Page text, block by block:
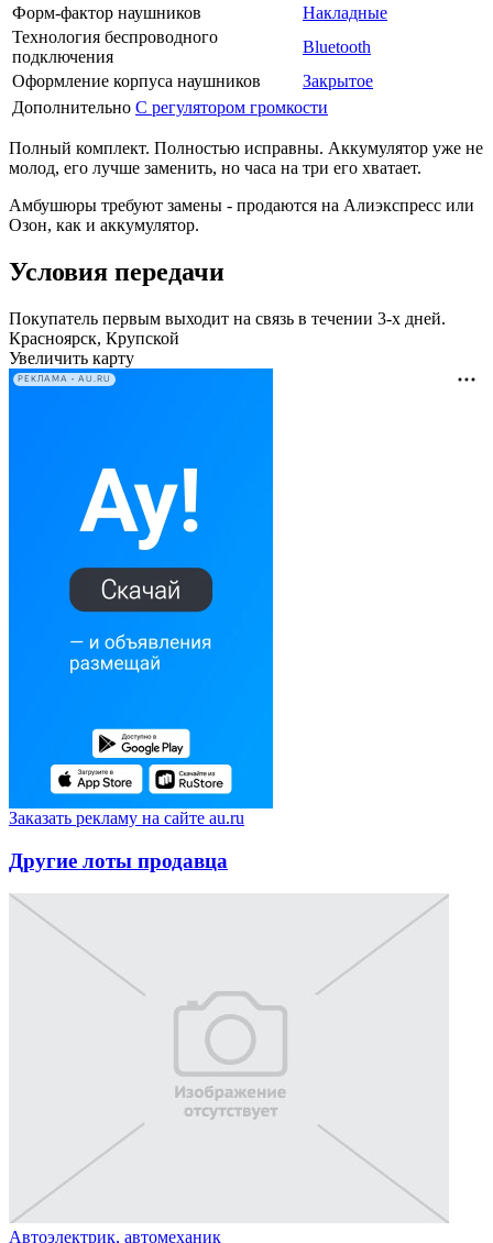
Форм-фактор наушников
Накладные
Технология беспроводного
подключения
Bluetooth
Оформление корпуса наушников
Закрытое
Дополнительно С регулятором громкости
Полный комплект. Полностью исправны. Аккумулятор уже не
молод, его лучше заменить, но часа на три его хватает.
Амбушюры требуют замены - продаются на Алиэкспресс или
Озон, как и аккумулятор.
Условия передачи
Покупатель первым выходит на связь в течении 3-х дней.
Красноярск, Крупской
Увеличить карту
РЕКЛАМА • AU.RU
Заказать рекламу на сайте au.ru
Другие лоты продавца
Автоэлектрик, автомеханик